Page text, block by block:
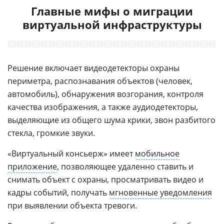
Главные мифы о миграции
виртуальной инфраструктуры
Решение включает видеодетекторы охраны
периметра, распознавания объектов (человек,
автомобиль), обнаружения возгорания, контроля
качества изображения, а также аудиодетекторы,
выделяющие из общего шума крики, звон разбитого
стекла, громкие звуки.
«Виртуальный консьерж» имеетмобильное
приложение, позволяющее удаленно ставить и
снимать объект с охраны, просматривать видео и
кадры событий, получать мгновенные уведомления
при выявлении объекта тревоги.